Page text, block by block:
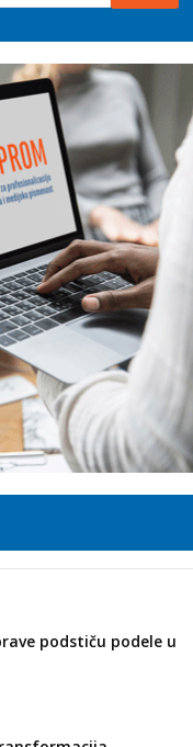
podstiču podele u